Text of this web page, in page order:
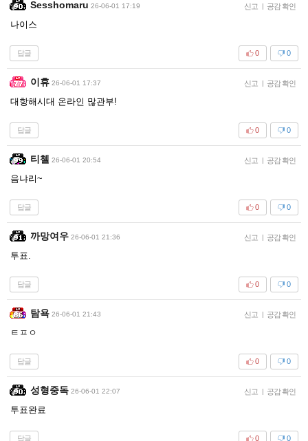
Sesshomaru 26-06-01 17:19 신고 | 공감 확인
나이스
답글 0
0
이휴 26-06-01 17:37 신고 | 공감 확인
대항해시대 온라인 많관부!
답글 0
0
티첼 26-06-01 20:54 신고 | 공감 확인
음냐리~
답글 0
0
까망여우 26-06-01 21:36 신고 | 공감 확인
투표.
답글 0
0
탐욕 26-06-01 21:43 신고 | 공감 확인
ㅌㅍㅇ
답글 0
0
성형중독 26-06-01 22:07 신고 | 공감 확인
투표완료
답글 0
0